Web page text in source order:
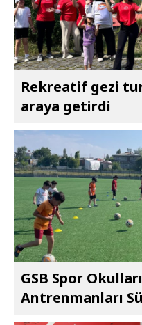
Rekreatif gezi
araya getirdi
GSB Spor
Antrenmanları